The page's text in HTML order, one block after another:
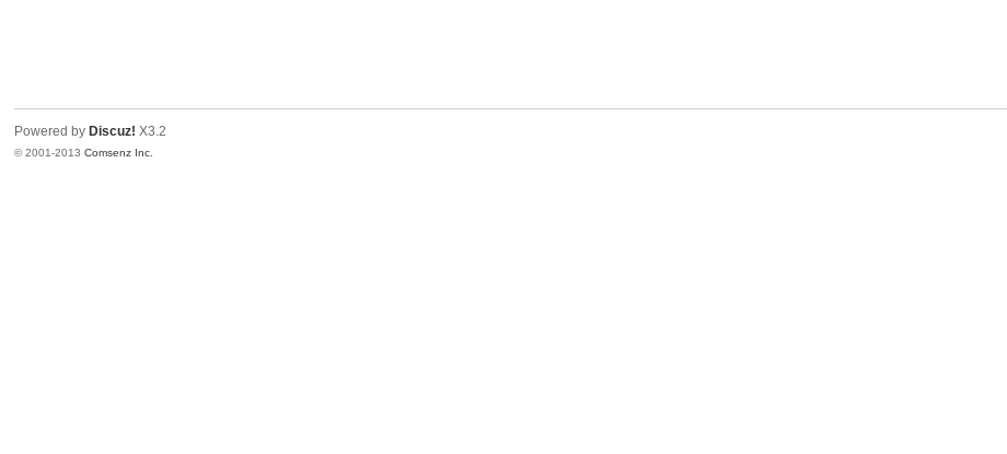
Powered by Discuz! X3.2
© 2001-2013Comsenz Inc.